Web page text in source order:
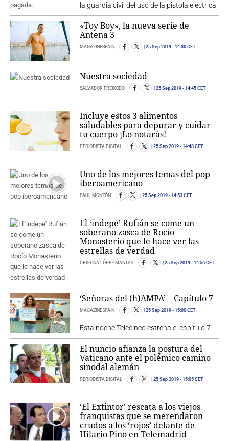
la guardia civil del uso de la pistola eléctrica
«Toy Boy», la nueva serie de
Antena 3
MAGAZINESPAIN 25 Sep 2019 - 14:30 CET
Nuestra sociedad
SALVADOR FREIXEDO 25 Sep 2019 - 14:45 CET
Incluye estos 3 alimentos
saludables para depurar y cuidar
tu cuerpo ¡Lo notarás!
PERIODISTA DIGITAL 25 Sep 2019 - 14:48 CET
Uno de los mejores temas del pop
iberoamericano
PAUL MONZÓN 25 Sep 2019 - 14:53 CET
El ‘indepe’ Rufián se come un
soberano zasca de Rocío
Monasterio que le hace ver las
estrellas de verdad
CRISTINA LÓPEZ MANTAS 25 Sep 2019 - 14:56 CET
‘Señoras del (h)AMPA’ – Capítulo 7
MAGAZINESPAIN 25 Sep 2019 - 15:00 CET
Esta noche Telecinco estrena el capítulo 7
El nuncio afianza la postura del
Vaticano ante el polémico camino
sinodal alemán
PERIODISTA DIGITAL 25 Sep 2019 - 15:05 CET
‘El Extintor’ rescata a los viejos
franquistas que se merendaron
crudos a los ‘rojos’ delante de
Hilario Pino en Telemadrid